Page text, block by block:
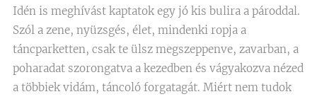
Idén is meghívást kaptatok egy jó kis bulira a pároddal.
Szól a zene, nyüzsgés, élet, mindenki ropja a
táncparketten, csak te ülsz megszeppenve, zavarban, a
poharadat szorongatva a kezedben és vágyakozva nézed
a többiek vidám, táncoló forgatagát. Miért nem tudok